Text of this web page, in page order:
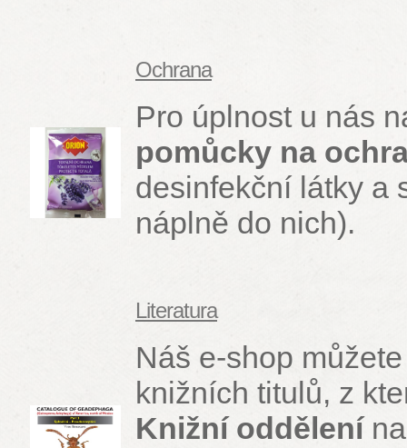
Ochrana
Pro úplnost u nás
pomůcky na
desinfekční látky a
náplně do nich).
Literatura
Náš e-shop
knižních titulů, z
Knižní oddělení